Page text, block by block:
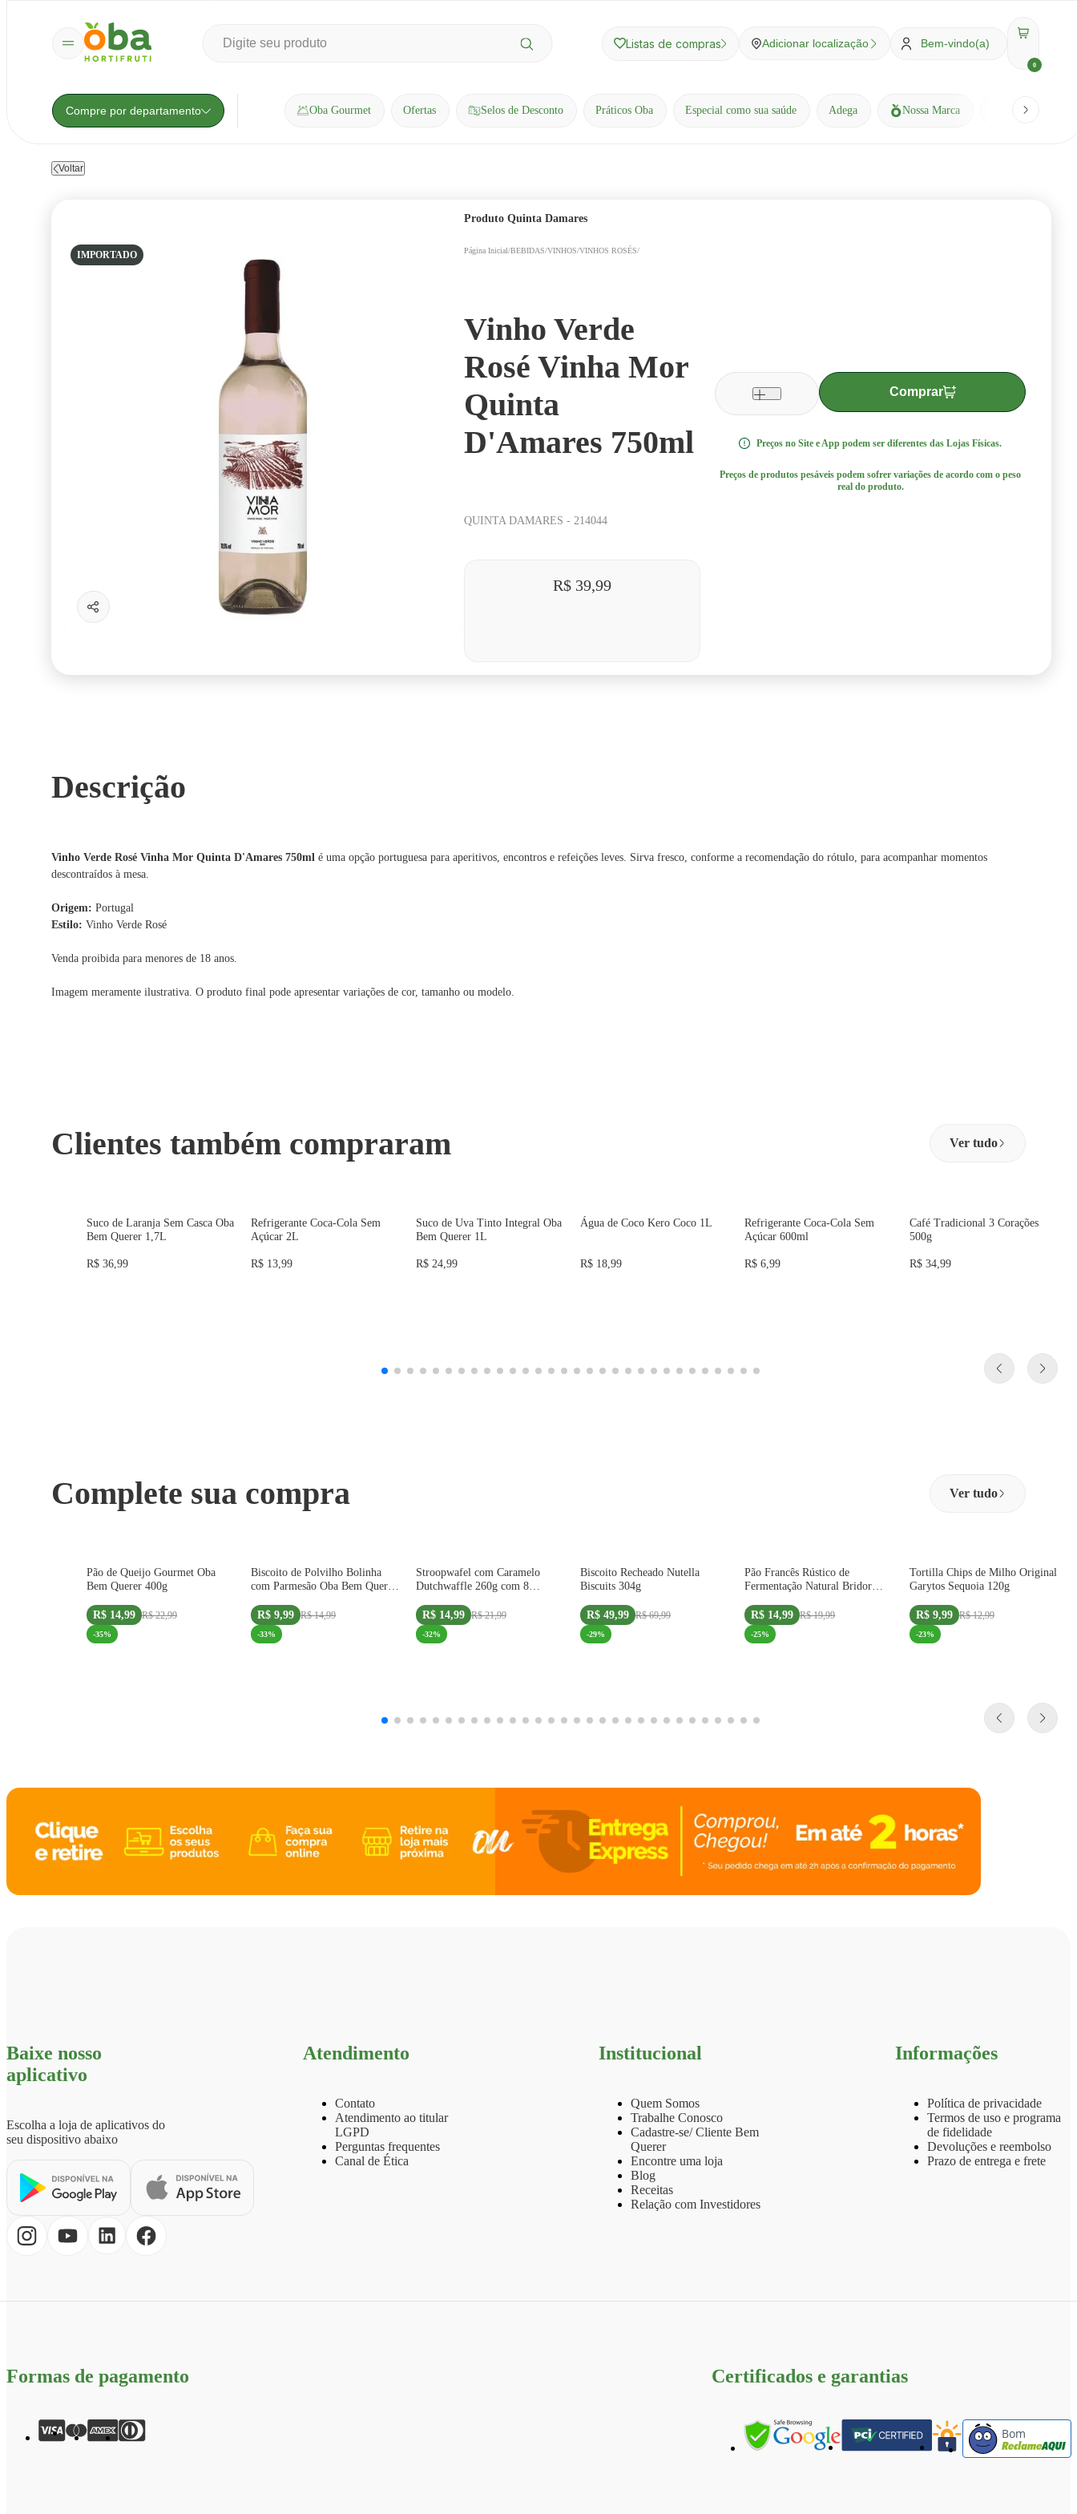
Listas de compras Adicionar localização Bem-vindo(a)
0
Compre por departamento Oba Gourmet Ofertas Selos de Desconto Práticos Oba Especial como sua saúde Adega Nossa Marca Receitas
Voltar
ProdutoQuinta Damares
Página Inicial/BEBIDAS/VINHOS/VINHOS ROSÉS/
Vinho Verde
Rosé Vinha Mor
Quinta
D'Amares 750ml
QUINTA DAMARES - 214044
R$ 39,99
IMPORTADO
1 Comprar
Preços no Site e App podem ser diferentes das Lojas Físicas.
Preços de produtos pesáveis podem sofrer variações de acordo com o peso
real do produto.
Descrição
Vinho Verde Rosé Vinha Mor Quinta D'Amares 750ml é uma opção portuguesa para aperitivos, encontros e refeições leves. Sirva fresco, conforme a recomendação do rótulo, para acompanhar momentos
descontraídos à mesa.
Origem: Portugal
Estilo: Vinho Verde Rosé
Venda proibida para menores de 18 anos.
Imagem meramente ilustrativa. O produto final pode apresentar variações de cor, tamanho ou modelo.
Clientes também compraram Ver tudo
Suco de Laranja Sem Casca Oba
Bem Querer 1,7L
R$ 36,99
ZERO AÇÚCAR
Refrigerante Coca-Cola Sem
Açúcar 2L
R$ 13,99
Suco de Uva Tinto Integral Oba
Bem Querer 1L
R$ 24,99
Água de Coco Kero Coco 1L
R$ 18,99
ZERO AÇÚCAR
Refrigerante Coca-Cola Sem
Açúcar 600ml
R$ 6,99
Café Tradicional 3 Corações
500g
R$ 34,99
Complete sua compra Ver tudo
Pão de Queijo Gourmet Oba
Bem Querer 400g
R$ 14,99 R$ 22,99
-35%
SEM GLÚTEN
COMPRE 2 UNID +1 SELO
Biscoito de Polvilho Bolinha
com Parmesão Oba Bem Querer
R$ 9,99 R$ 14,99
-33%
Stroopwafel com Caramelo
Dutchwaffle 260g com 8
R$ 14,99 R$ 21,99
-32%
IMPORTADO
Biscoito Recheado Nutella
Biscuits 304g
R$ 49,99 R$ 69,99
-29%
Pão Francês Rústico de
Fermentação Natural Bridor
R$ 14,99 R$ 19,99
-25%
COMPRE 2 UNID +1 SELO
Tortilla Chips de Milho Original
Garytos Sequoia 120g
R$ 9,99 R$ 12,99
-23%
Baixe nosso
aplicativo
Escolha a loja de aplicativos do
seu dispositivo abaixo
Atendimento
Contato
Atendimento ao titular
LGPD
Perguntas frequentes
Canal de Ética
Institucional
Quem Somos
Trabalhe Conosco
Cadastre-se/ Cliente Bem
Querer
Encontre uma loja
Blog
Receitas
Relação com Investidores
Informações
Política de privacidade
Termos de uso e programa
de fidelidade
Devoluções e reembolso
Prazo de entrega e frete
Formas de pagamento Certificados e garantias
Bom